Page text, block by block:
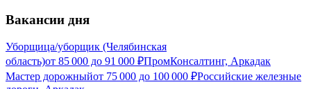
Вакансии дня
Уборщица/уборщик (Челябинская
область)от 85 000 до 91 000 ₽ПромКонсалтинг, Аркадак
Мастер дорожныйот 75 000 до 100 000 ₽Российские железные